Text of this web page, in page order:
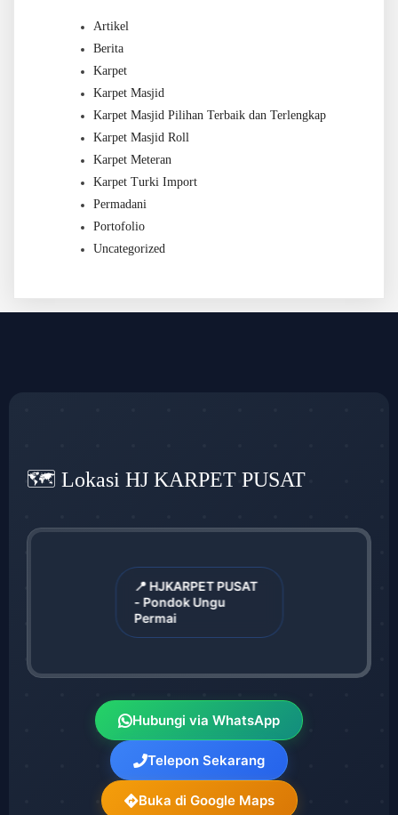
Artikel
Berita
Karpet
Karpet Masjid
Karpet Masjid Pilihan Terbaik dan Terlengkap
Karpet Masjid Roll
Karpet Meteran
Karpet Turki Import
Permadani
Portofolio
Uncategorized
🗺️ Lokasi HJ KARPET PUSAT
📍 HJKARPET PUSAT
- Pondok Ungu
Permai
Hubungi via WhatsApp
Telepon Sekarang
Buka di Google Maps